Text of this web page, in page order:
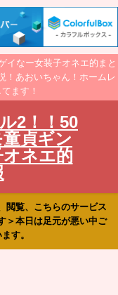
イなー女装子オネエ的まと
！あおいちゃん！ホームレ
ます！
2！！50
貞ギン
ネエ的
閲覧、こちらのサービス
＞本日は足元が悪い中ご
す。